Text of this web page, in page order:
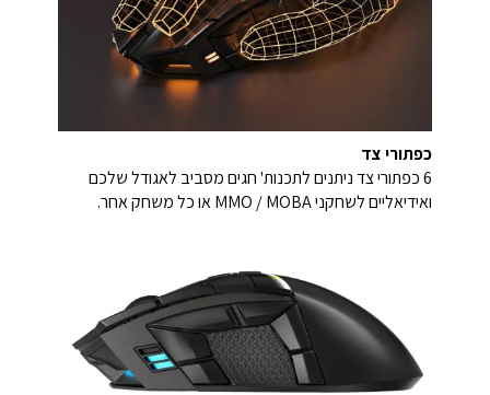
כפתורי צד
6 כפתורי צד ניתנים לתכנות' חגים מסביב לאגודל שלכם
ואידיאליים לשחקני MMO / MOBA או כל משחק אחר.